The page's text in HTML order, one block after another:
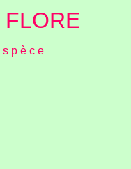
FLORE
p è c e